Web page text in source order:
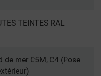
TEINTES RAL
de mer C5M, C4 (Pose